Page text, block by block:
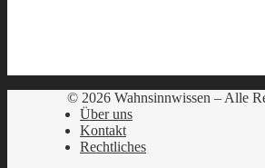
© 2026 Wahnsinnwissen – Alle
Über uns
Kontakt
Rechtliches